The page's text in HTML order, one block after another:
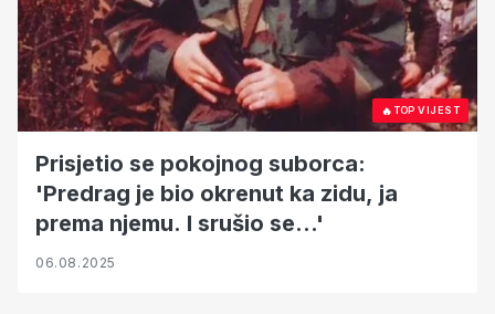
🔥TOP VIJEST
Prisjetio se pokojnog suborca:
'Predrag je bio okrenut ka zidu, ja
prema njemu. I srušio se...'
06.08.2025